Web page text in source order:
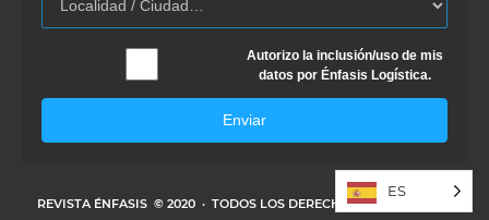
Autorizo la inclusión/uso de mis
datos por Énfasis Logística.
Enviar
REVISTA ÉNFASIS © 2020 · TODOS LOS DERECHOS RESERVADOS
ES